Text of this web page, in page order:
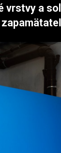
vrstvy a